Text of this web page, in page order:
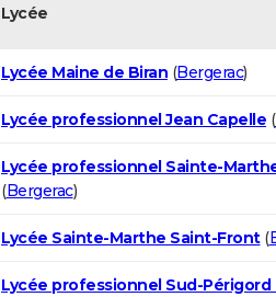
Lycée
Lycée Maine de Biran (Bergerac)
Lycée professionnel Jean Capelle (
Lycée professionnel Sainte-
(Bergerac)
Lycée Sainte-Marthe Saint-Front(
Lycée professionnel Sud-Périgord